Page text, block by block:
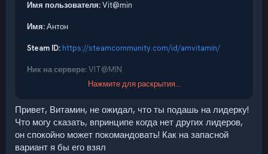
Имя пользователя:Vit@min
Имя:Антон
Steam ID:https://steamcommunity.com/id/amvitamin/
Ник на сервере:VIT@MIN
Discord аккаунт: web3orm
Сервер, на котором хотите стать Лидером: CS 2 Zombie
Escape
Нажмите для раскрытия...
Привет, Витамин, не ожидал, что ты подашь на лидерку!
Что могу сказать, впринципе когда нет других лидеров,
он спокойно может покомандовать! Как на запасной
вариант я бы его взял